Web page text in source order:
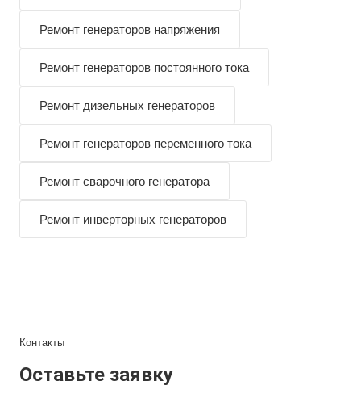
Ремонт генераторов напряжения
Ремонт генераторов постоянного тока
Ремонт дизельных генераторов
Ремонт генераторов переменного тока
Ремонт сварочного генератора
Ремонт инверторных генераторов
Контакты
Оставьте заявку